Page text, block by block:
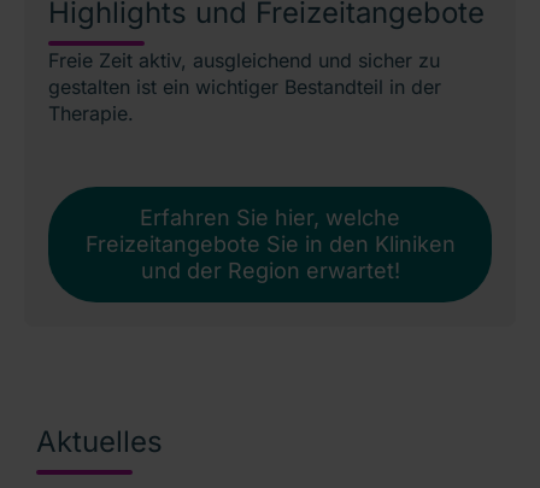
Highlights und Freizeitangebote
Freie Zeit aktiv, ausgleichend und sicher zu
gestalten ist ein wichtiger Bestandteil in der
Therapie.
Erfahren Sie hier, welche
Freizeitangebote Sie in den Kliniken
und der Region erwartet!
Aktuelles